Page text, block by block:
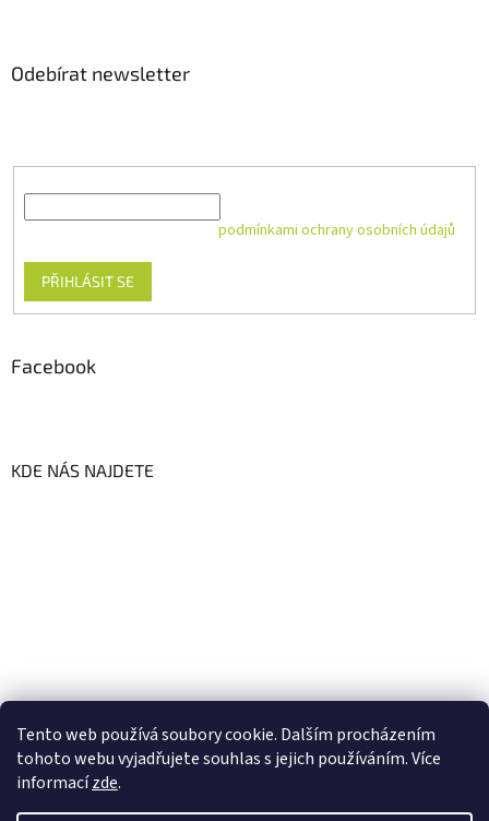
Tento web používá soubory cookie. Dalším procházením
tohoto webu vyjadřujete souhlas s jejich používáním. Více
informacízde.
Odebírat newsletter
podmínkami ochrany osobních údajů
PŘIHLÁSIT SE
Facebook
KDE NÁS NAJDETE